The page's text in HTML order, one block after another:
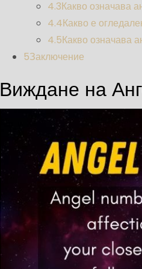
4.3Какво означава
4.4Какво е
4.5Какво означава
5Заключение
Виждане на